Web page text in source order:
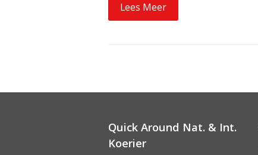
Lees Meer
Quick Around Nat. & Int.
Koerier